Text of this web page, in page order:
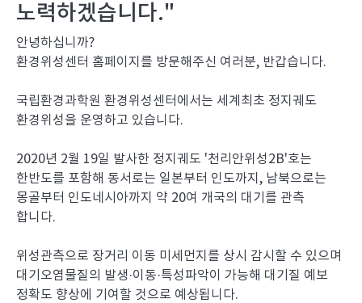
노력하겠습니다."
안녕하십니까?
환경위성센터 홈페이지를 방문해주신 여러분, 반갑습니다.
국립환경과학원 환경위성센터에서는 세계최초 정지궤도
환경위성을 운영하고 있습니다.
2020년 2월 19일 발사한 정지궤도 '천리안위성2B'호는
한반도를 포함해 동서로는 일본부터 인도까지, 남북으로는
몽골부터 인도네시아까지 약 20여 개국의 대기를 관측
합니다.
위성관측으로 장거리 이동 미세먼지를 상시 감시할 수 있으며
대기오염물질의 발생·이동·특성파악이 가능해 대기질 예보
정확도 향상에 기여할 것으로 예상됩니다.